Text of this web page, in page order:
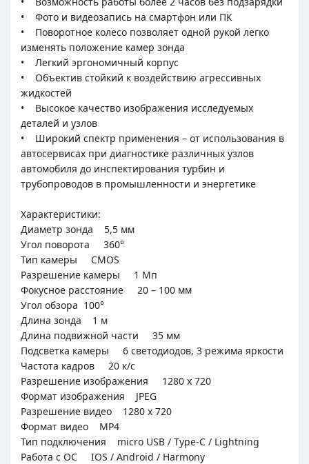
• Фото и видеозапись на смартфон или ПК
• Поворотное колесо позволяет одной рукой легко
изменять положение камер зонда
• Легкий эргономичный корпус
• Объектив стойкий к воздействию агрессивных
жидкостей
• Высокое качество изображения исследуемых
деталей и узлов
• Широкий спектр применения – от использования в
автосервисах при диагностике различных узлов
автомобиля до инспектирования турбин и
трубопроводов в промышленности и энергетике
Характеристики:
Диаметр зонда 5,5 мм
Угол поворота 360°
Тип камеры CMOS
Разрешение камеры 1 Мп
Фокусное расстояние 20 – 100 мм
Угол обзора 100°
Длина зонда 1 м
Длина подвижной части 35 мм
Подсветка камеры 6 светодиодов, 3 режима яркости
Частота кадров 20 к/с
Разрешение изображения 1280 х 720
Формат изображения JPEG
Разрешение видео 1280 х 720
Формат видео MP4
Тип подключения micro USB / Type-C / Lightning
Работа с ОС IOS / Android / Harmony